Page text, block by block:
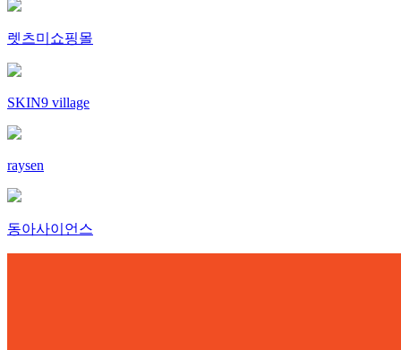
렛츠미쇼핑몰
SKIN9 village
raysen
동아사이언스